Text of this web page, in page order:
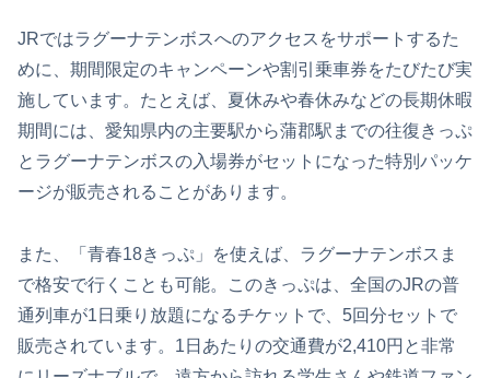
JRではラグーナテンボスへのアクセスをサポートするた
めに、期間限定のキャンペーンや割引乗車券をたびたび実
施しています。たとえば、夏休みや春休みなどの長期休暇
期間には、愛知県内の主要駅から蒲郡駅までの往復きっぷ
とラグーナテンボスの入場券がセットになった特別パッケ
ージが販売されることがあります。
また、「青春18きっぷ」を使えば、ラグーナテンボスま
で格安で行くことも可能。このきっぷは、全国のJRの普
通列車が1日乗り放題になるチケットで、5回分セットで
販売されています。1日あたりの交通費が2,410円と非常